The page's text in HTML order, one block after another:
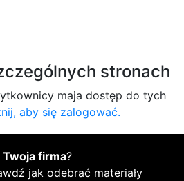
stronach
maja dostęp do tych
aby się zalogować.
Twoja firma?
jak odebrać materiały